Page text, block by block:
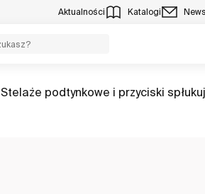
Aktualności Katalogi
Zobacz
Stelaże podtynkowe i przyciski